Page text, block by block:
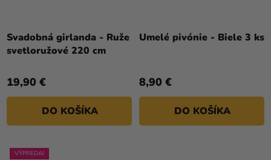
Svadobná girlanda - Ruže
svetloružové 220 cm
19,90 €
DO KOŠÍKA
Umelé pivónie - Biele 3 ks
8,90 €
DO KOŠÍKA
VÝPREDAJ